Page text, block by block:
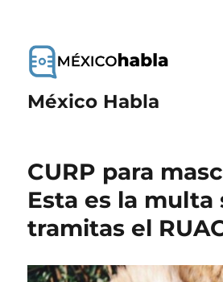
México Habla
CURP para
Esta es la multa
tramitas el